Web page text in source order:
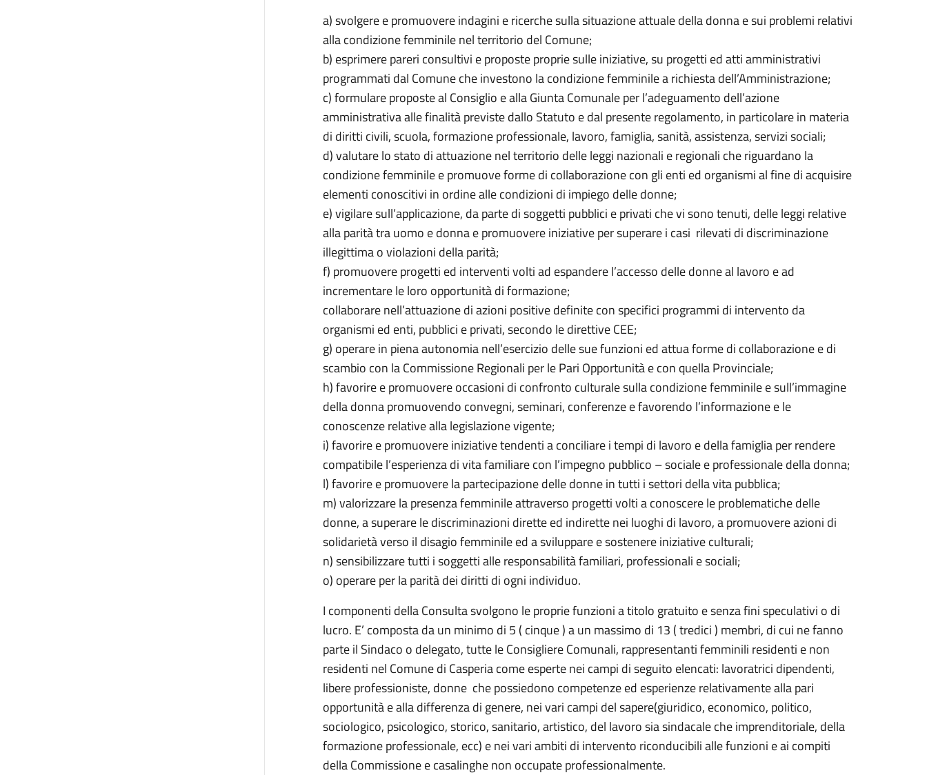
a) svolgere e promuovere indagini e ricerche sulla situazione attuale della donna e sui problemi relativi
alla condizione femminile nel territorio del Comune;
b) esprimere pareri consultivi e proposte proprie sulle iniziative, su progetti ed atti amministrativi
programmati dal Comune che investono la condizione femminile a richiesta dell’Amministrazione;
c) formulare proposte al Consiglio e alla Giunta Comunale per l’adeguamento dell’azione
amministrativa alle finalità previste dallo Statuto e dal presente regolamento, in particolare in materia
di diritti civili, scuola, formazione professionale, lavoro, famiglia, sanità, assistenza, servizi sociali;
d) valutare lo stato di attuazione nel territorio delle leggi nazionali e regionali che riguardano la
condizione femminile e promuove forme di collaborazione con gli enti ed organismi al fine di acquisire
elementi conoscitivi in ordine alle condizioni di impiego delle donne;
e) vigilare sull’applicazione, da parte di soggetti pubblici e privati che vi sono tenuti, delle leggi relative
alla parità tra uomo e donna e promuovere iniziative per superare i casi rilevati di discriminazione
illegittima o violazioni della parità;
f) promuovere progetti ed interventi volti ad espandere l’accesso delle donne al lavoro e ad
incrementare le loro opportunità di formazione;
collaborare nell’attuazione di azioni positive definite con specifici programmi di intervento da
organismi ed enti, pubblici e privati, secondo le direttive CEE;
g) operare in piena autonomia nell’esercizio delle sue funzioni ed attua forme di collaborazione e di
scambio con la Commissione Regionali per le Pari Opportunità e con quella Provinciale;
h) favorire e promuovere occasioni di confronto culturale sulla condizione femminile e sull’immagine
della donna promuovendo convegni, seminari, conferenze e favorendo l’informazione e le
conoscenze relative alla legislazione vigente;
i) favorire e promuovere iniziative tendenti a conciliare i tempi di lavoro e della famiglia per rendere
compatibile l’esperienza di vita familiare con l’impegno pubblico – sociale e professionale della donna;
l) favorire e promuovere la partecipazione delle donne in tutti i settori della vita pubblica;
m) valorizzare la presenza femminile attraverso progetti volti a conoscere le problematiche delle
donne, a superare le discriminazioni dirette ed indirette nei luoghi di lavoro, a promuovere azioni di
solidarietà verso il disagio femminile ed a sviluppare e sostenere iniziative culturali;
n) sensibilizzare tutti i soggetti alle responsabilità familiari, professionali e sociali;
o) operare per la parità dei diritti di ogni individuo.
I componenti della Consulta svolgono le proprie funzioni a titolo gratuito e senza fini speculativi o di
lucro. E’ composta da un minimo di 5 ( cinque ) a un massimo di 13 ( tredici ) membri, di cui ne fanno
parte il Sindaco o delegato, tutte le Consigliere Comunali, rappresentanti femminili residenti e non
residenti nel Comune di Casperia come esperte nei campi di seguito elencati: lavoratrici dipendenti,
libere professioniste, donne che possiedono competenze ed esperienze relativamente alla pari
opportunità e alla differenza di genere, nei vari campi del sapere(giuridico, economico, politico,
sociologico, psicologico, storico, sanitario, artistico, del lavoro sia sindacale che imprenditoriale, della
formazione professionale, ecc) e nei vari ambiti di intervento riconducibili alle funzioni e ai compiti
della Commissione e casalinghe non occupate professionalmente.